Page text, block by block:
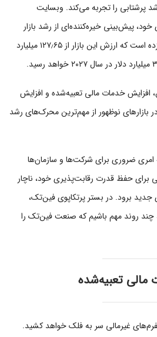
را تجربه می‌کند. وبسایت
پیش‌بینی خیره‌کننده‌ای از رشد بازار
جهانی فین‌تک دارد و تخمین زده است که ارزش این بازار از ۱۲۷٫۶۵ میلیارد
افزایش خدمات مالی تعبیه‌شده و افزایش
بازارهای نوظهور از مهم‌ترین محرک‌های رشد
امری ضروری برای شرکت‌ها و سازمان‌ها
برای حفظ قدرت رقابت‌پذیری خود، ناچار
جدید برود. در بستر پرتکاپوی فین‌تک،
در سال ۲۰۲۴، شاهد چند روند مهم باشیم که صنعت فین‌تک را
مالی تعبیه‌شده
غیرمالی سر به فلک خواهد کشید.